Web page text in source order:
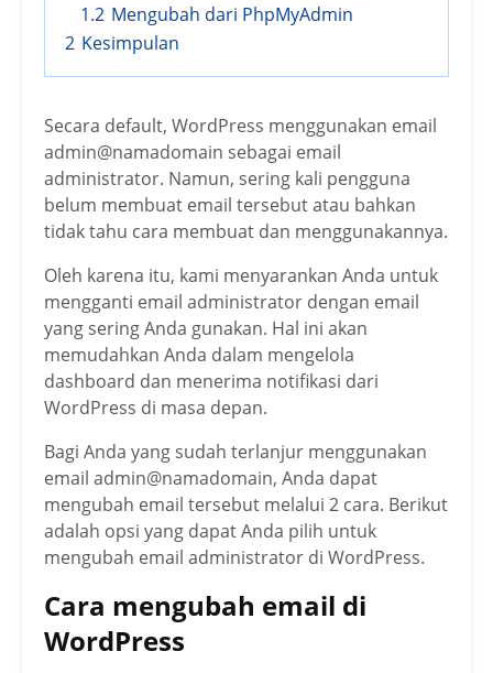
1.2 Mengubah dari PhpMyAdmin
2 Kesimpulan
Secara default, WordPress menggunakan email
admin@namadomain sebagai email
administrator. Namun, sering kali pengguna
belum membuat email tersebut atau bahkan
tidak tahu cara membuat dan menggunakannya.
Oleh karena itu, kami menyarankan Anda untuk
mengganti email administrator dengan email
yang sering Anda gunakan. Hal ini akan
memudahkan Anda dalam mengelola
dashboard dan menerima notifikasi dari
WordPress di masa depan.
Bagi Anda yang sudah terlanjur menggunakan
email admin@namadomain, Anda dapat
mengubah email tersebut melalui 2 cara. Berikut
adalah opsi yang dapat Anda pilih untuk
mengubah email administrator di WordPress.
Cara mengubah email di
WordPress